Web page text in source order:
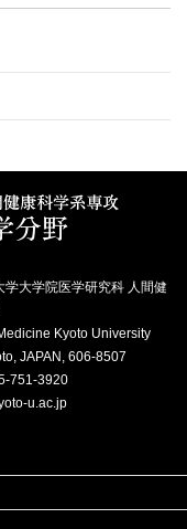
大学院医学研究科 人間健
Kyoto University
JAPAN, 606-8507
751-3920
u.ac.jp